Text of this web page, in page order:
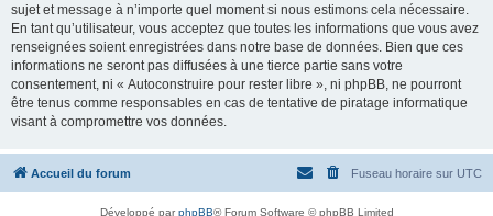
sujet et message à n’importe quel moment si nous estimons cela nécessaire.
En tant qu’utilisateur, vous acceptez que toutes les informations que vous avez
renseignées soient enregistrées dans notre base de données. Bien que ces
informations ne seront pas diffusées à une tierce partie sans votre
consentement, ni « Autoconstruire pour rester libre », ni phpBB, ne pourront
être tenus comme responsables en cas de tentative de piratage informatique
visant à compromettre vos données.
Accueil du forum Fuseau horaire sur UTC
Développé parphpBB® Forum Software © phpBB Limited